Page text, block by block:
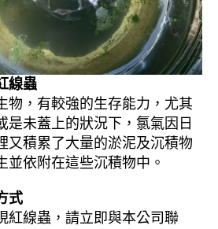
線蟲
物，有較強的生存能力，尤其
是未蓋上的狀況下，氯氣因日
又積累了大量的淤泥及沉積物
並依附在這些沉積物中。
式
紅線蟲，請立即與本公司聯